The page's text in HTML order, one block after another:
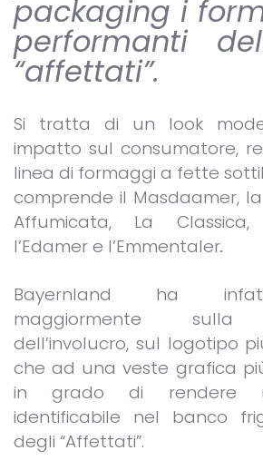
packaging i
performanti
“affettati”.
Si tratta di un look
impatto sul consumatore,
linea di formaggi a fette
comprende il Masdaamer,
Affumicata, La
l’Edamer e l’Emmentaler.
Bayernland ha
maggiormente sulla
dell’involucro, sul logotipo
che ad una veste grafica
in grado di rendere
identificabile nel banco
degli “Affettati”.